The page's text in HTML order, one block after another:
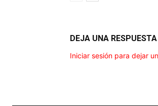
DEJA UNA RESPUESTA
Iniciar sesión para dejar